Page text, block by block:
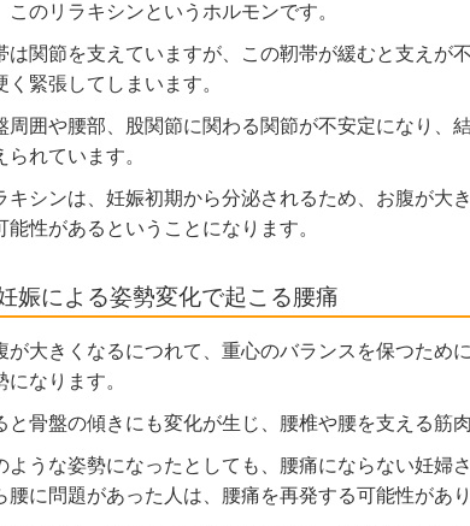
このリラキシンというホルモンです。
は関節を支えていますが、この靭帯が緩むと支えが
く緊張してしまいます。
周囲や腰部、股関節に関わる関節が不安定になり、
られています。
キシンは、妊娠初期から分泌されるため、お腹が大
能性があるということになります。
娠による姿勢変化で起こる腰痛
が大きくなるにつれて、重心のバランスを保つため
になります。
と骨盤の傾きにも変化が生じ、腰椎や腰を支える筋
ような姿勢になったとしても、腰痛にならない妊婦
腰に問題があった人は、腰痛を再発する可能性があ